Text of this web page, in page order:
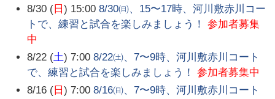
8/30 ( 日) 15:00 8/30㈰、15〜17時、河川敷赤川コー
トで、練習と試合を楽しみましょう！
参加者募集
中
8/22 (土) 7:00 8/22㈯、7〜9時、河川敷赤川コート
で、練習と試合を楽しみましょう！
参加者募集中
8/16 ( 日) 7:00 8/16㈰、7〜9時、河川敷赤川コート